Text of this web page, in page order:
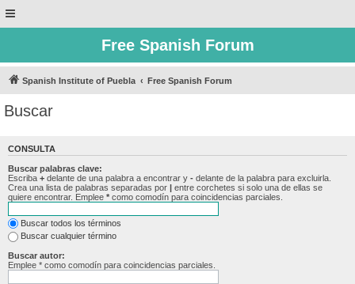
Free Spanish Forum
Spanish Institute of Puebla Free Spanish Forum
Buscar
CONSULTA
Buscar palabras clave:
Escriba + delante de una palabra a encontrar y - delante de la palabra para excluirla.
Crea una lista de palabras separadas por | entre corchetes si solo una de ellas se
quiere encontrar. Emplee * como comodín para coincidencias parciales.
Buscar todos los términos
Buscar cualquier término
Buscar autor:
Emplee * como comodín para coincidencias parciales.